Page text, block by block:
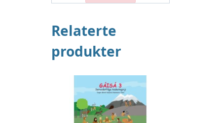
Relaterte
produkter